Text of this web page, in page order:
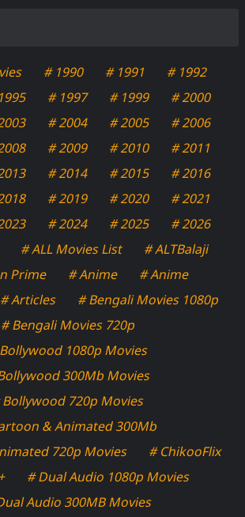
# 1990 # 1991
# 1992
# 1997 # 1999
# 2000
# 2004 # 2005
# 2006
# 2009 # 2010
# 2011
# 2014 # 2015
# 2016
# 2019 # 2020
# 2021
# 2024 # 2025
# 2026
# ALL Movies List
# ALTBalaji
Prime
# Anime
# Anime
# Articles
# Bengali Movies 1080p
# Bengali Movies 720p
1080p Movies
300Mb Movies
Bollywood 720p Movies
& Animated 300Mb
720p Movies
# ChikooFlix
# Dual Audio 1080p Movies
Audio 300MB Movies